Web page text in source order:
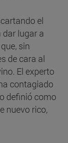
el
lugar a
sin
de cara al
El experto
contagiado
definió como
nuevo rico,